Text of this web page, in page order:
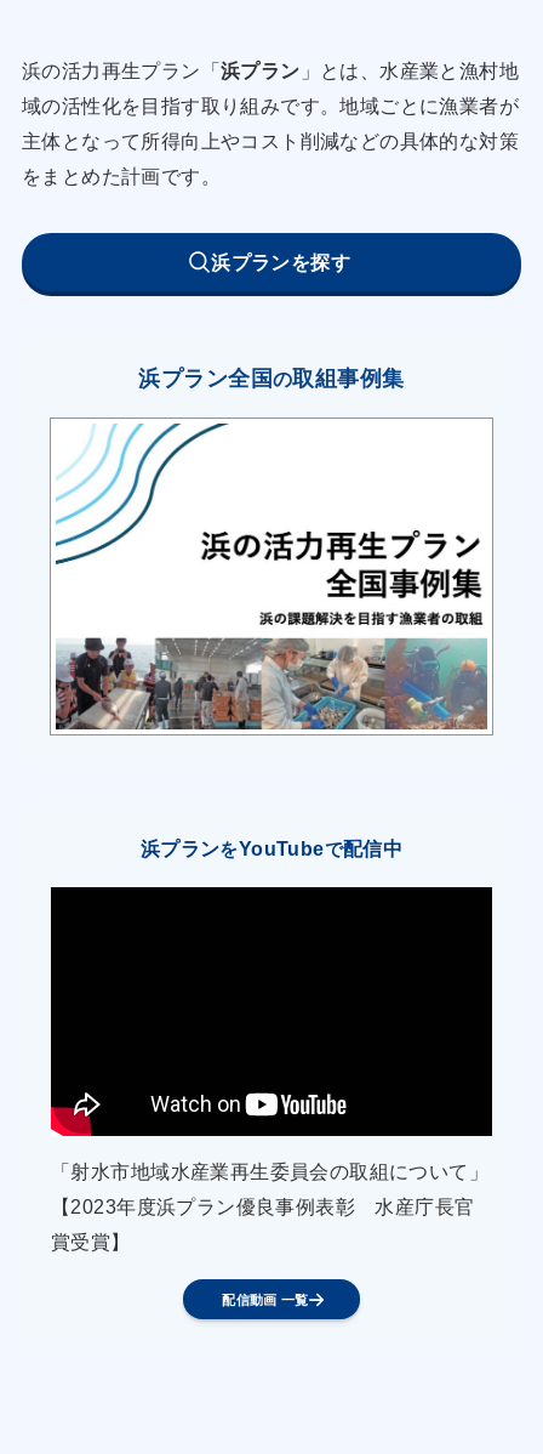
制すべく、関係機関が行う生息調査等へ積極的に
協力し、食害を防止するとともに、漁業と野生動
物の共存を念頭に、的確な頭数管理の実現を行政
へ要請する。
・北海道へ魚礁の整備促進要請のほか、藻場の環
境保全・水質環境を維持すべく各種水質調査・底
・あさり漁場へ計画的に覆砂作業を実施し、生息
③自主的規制・制限の設定による漁獲努力量の削
・禁漁区、禁漁期の設定や自主的な休漁で資源の
回復・増大を図るほか、漁獲体長制限や規制を設
定し、持続的な水産資源の利用を目指す。
④植樹や清掃活動等、環境保全の継続的促進
・漁業者自らが植樹活動や清掃活動を行い、自然
（２）つくり育てる漁業の推進
・関係指導機関の協力のもと、マツカワやサケ等
の種苗購入・放流を実施するほか、カレイ等の人
工ふ化放流事業も実施し、資源の維持増大に努め
る。
・つぶ、ホタテ、ほっき漁業においては、海藻等
餌料が豊富な好漁場への移植を行うことにより、
浜の活力再生プラン「浜プラン 」とは、水産業と漁村地
域の活性化を目指す取り組みです。地域ごとに漁業者が
主体となって所得向上やコスト削減などの具体的な対策
をまとめた計画です。
浜プランを探す
浜プラン全国の取組事例集
浜プランをYouTubeで配信中
「射水市地域水産業再生委員会の取組について」
【2023年度浜プラン優良事例表彰 水産庁長官
賞受賞】
配信動画 一覧